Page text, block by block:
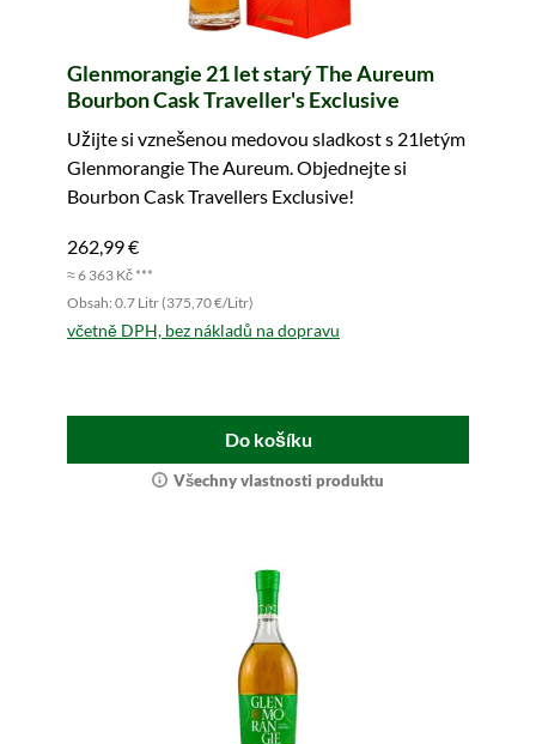
Glenmorangie 21 let starý The Aureum
Bourbon Cask Traveller's Exclusive
Užijte si vznešenou medovou sladkost s 21letým
Glenmorangie The Aureum. Objednejte si
Bourbon Cask Travellers Exclusive!
262,99 €
≈ 6 363 Kč ***
Obsah: 0.7 Litr (375,70 €/Litr)
včetně DPH, bez nákladů na dopravu
Do košíku
Všechny vlastnosti produktu